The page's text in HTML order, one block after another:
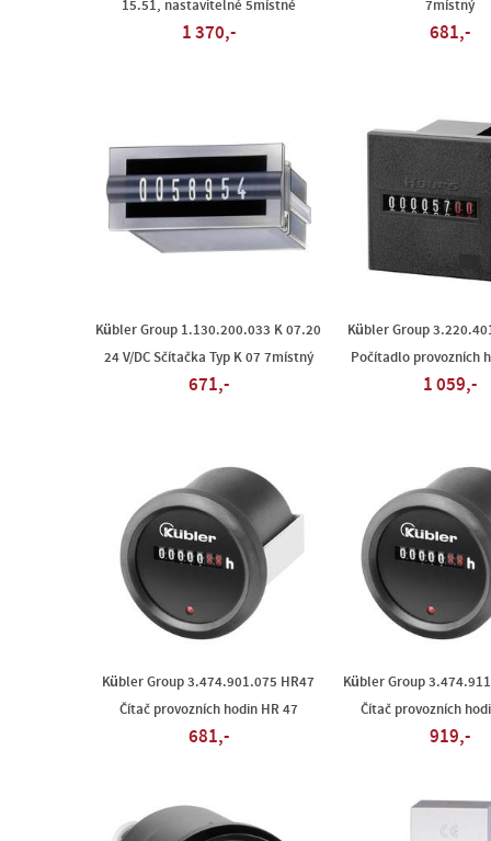
15.51, nastavitelné 5místné
1 370,-
7místný
681,-
Kübler Group 1.130.200.033 K 07.20
24 V/DC Sčítačka Typ K 07 7místný
671,-
Kübler Group
Počítadlo provozních
1 059,-
Kübler Group 3.474.901.075 HR47
Čítač provozních hodin HR 47
681,-
Kübler Group
Čítač provozních
919,-